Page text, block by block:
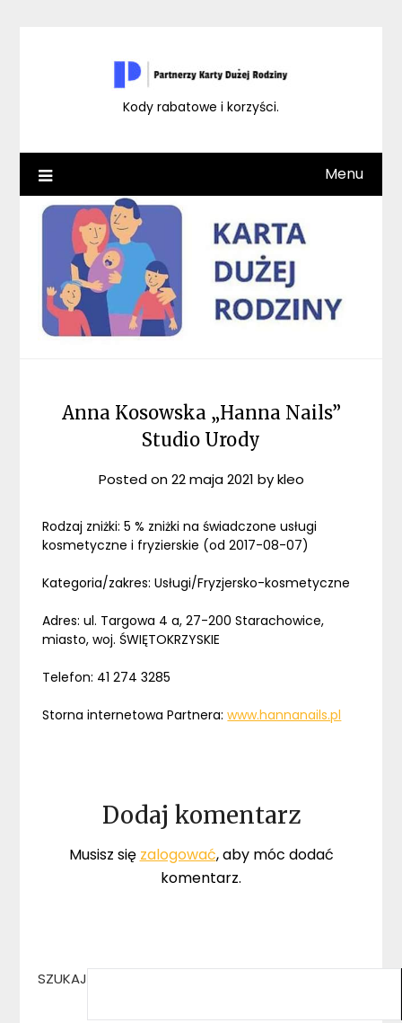
Kody rabatowe i korzyści.
Menu
Anna Kosowska „Hanna Nails”
Studio Urody
Posted on22 maja 2021 bykleo
Rodzaj zniżki: 5 % zniżki na świadczone usługi
kosmetyczne i fryzierskie (od 2017-08-07)
Kategoria/zakres: Usługi/Fryzjersko-kosmetyczne
Adres: ul. Targowa 4 a, 27-200 Starachowice,
miasto, woj. ŚWIĘTOKRZYSKIE
Telefon: 41 274 3285
Storna internetowa Partnera:www.hannanails.pl
Dodaj komentarz
Musisz się zalogować, aby móc dodać
komentarz.
SZUKAJ